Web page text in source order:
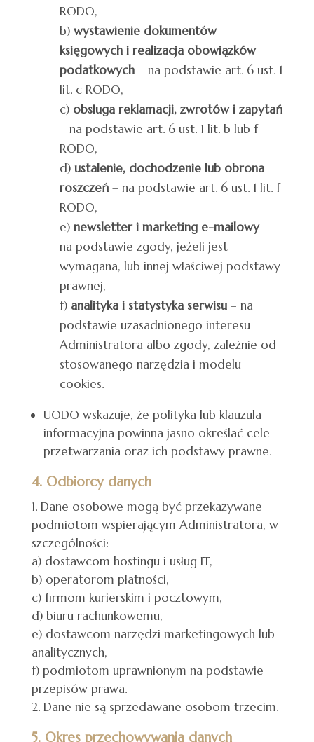
RODO,
b) wystawienie dokumentów
księgowych i realizacja obowiązków
podatkowych– na podstawie art. 6 ust. 1
lit. c RODO,
c) obsługa reklamacji, zwrotów i zapytań
– na podstawie art. 6 ust. 1 lit. b lub f
RODO,
d) ustalenie, dochodzenie lub obrona
roszczeń– na podstawie art. 6 ust. 1 lit. f
RODO,
e) newsletter i marketing e-mailowy–
na podstawie zgody, jeżeli jest
wymagana, lub innej właściwej podstawy
prawnej,
f) analityka i statystyka serwisu– na
podstawie uzasadnionego interesu
Administratora albo zgody, zależnie od
stosowanego narzędzia i modelu
cookies.
UODO wskazuje, że polityka lub klauzula
informacyjna powinna jasno określać cele
przetwarzania oraz ich podstawy prawne.
4. Odbiorcy danych
Dane osobowe mogą być przekazywane
podmiotom wspierającym Administratora, w
szczególności:
a) dostawcom hostingu i usług IT,
b) operatorom płatności,
c) firmom kurierskim i pocztowym,
d) biuru rachunkowemu,
e) dostawcom narzędzi marketingowych lub
analitycznych,
f) podmiotom uprawnionym na podstawie
przepisów prawa.
Dane nie są sprzedawane osobom trzecim.
5. Okres przechowywania danych